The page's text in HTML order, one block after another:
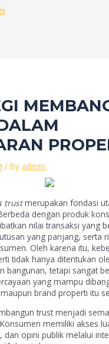
/ By admin
trustmerupakan fondasi
dengan produk
nilai transaksi yang
yang panjang, serta
Oleh karena itu,
tidak hanya ditentukan
bangunan, tetapi sangat
yang mampu
brand properti itu
trust menjadi
memiliki akses
opini publik melalui